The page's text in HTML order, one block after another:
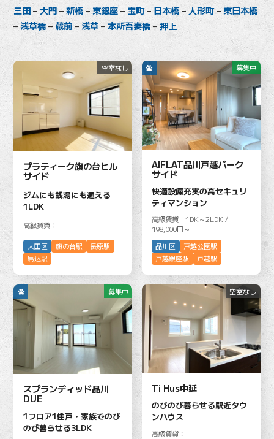
三田–大門–新橋–東銀座– 宝町– 日本橋– 人形町–東日本橋
–浅草橋–蔵前–浅草–本所吾妻橋–押上
プラティーク旗の台ヒル
サイド
ジムにも銭湯にも通える
1LDK
高級賃貸：
大田区 旗の台駅
長原駅
馬込駅
空室なし
AIFLAT品川戸越パーク
サイド
快適設備充実の高セキュリ
ティマンション
高級賃貸：1DK～2LDK /
198,000円～
品川区
戸越公園駅
戸越銀座駅
戸越駅
募集中
スプランディッド品川
DUE
1フロア1住戸・家族でのび
のび暮らせる3LDK
募集中
Ti Hus中延
のびのび暮らせる駅近タウ
ンハウス
高級賃貸：
空室なし